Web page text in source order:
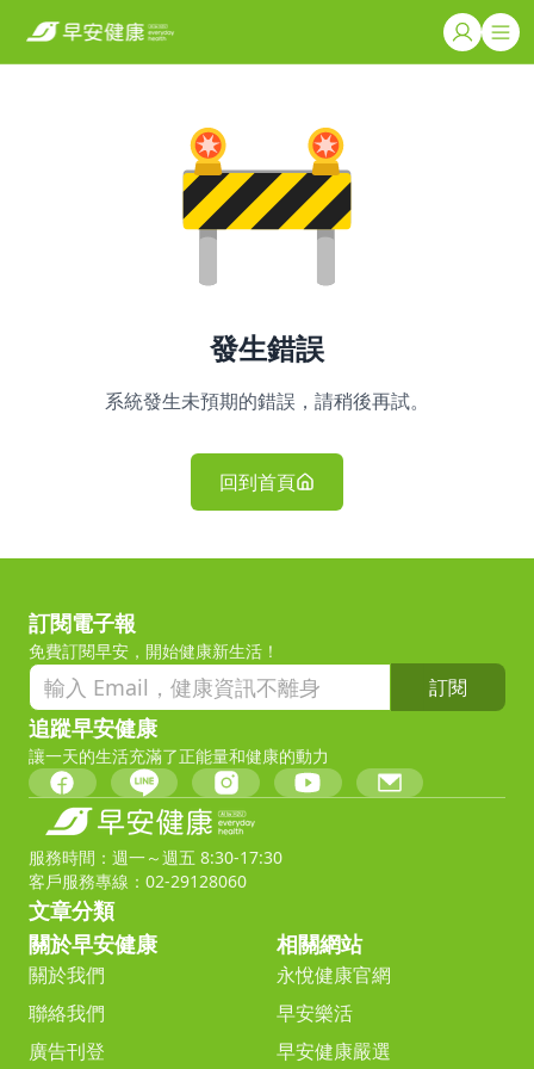
發生錯誤
系統發生未預期的錯誤，請稍後再試。
回到首頁
訂閱電子報
免費訂閱早安，開始健康新生活！
訂閱
追蹤早安健康
讓一天的生活充滿了正能量和健康的動力
服務時間：週一～週五 8:30-17:30
客戶服務專線：02-29128060
文章分類
關於早安健康
關於我們
聯絡我們
廣告刊登
相關網站
永悅健康官網
早安樂活
早安健康嚴選